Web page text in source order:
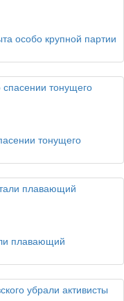
особо крупной партии
тонущего
плавающий